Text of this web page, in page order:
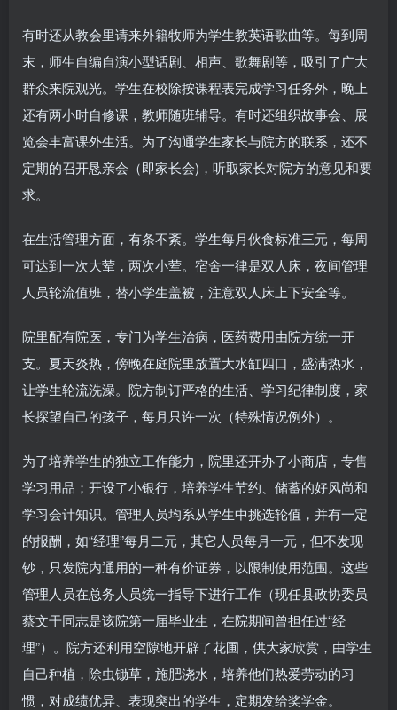
有时还从教会里请来外籍牧师为学生教英语歌曲等。每到周
末，师生自编自演小型话剧、相声、歌舞剧等，吸引了广大
群众来院观光。学生在校除按课程表完成学习任务外，晚上
还有两小时自修课，教师随班辅导。有时还组织故事会、展
览会丰富课外生活。为了沟通学生家长与院方的联系，还不
定期的召开恳亲会（即家长会)，听取家长对院方的意见和要
求。
在生活管理方面，有条不紊。学生每月伙食标准三元，每周
可达到一次大荤，两次小荤。宿舍一律是双人床，夜间管理
人员轮流值班，替小学生盖被，注意双人床上下安全等。
院里配有院医，专门为学生治病，医药费用由院方统一开
支。夏天炎热，傍晚在庭院里放置大水缸四口，盛满热水，
让学生轮流洗澡。院方制订严格的生活、学习纪律制度，家
长探望自己的孩子，每月只许一次（特殊情况例外）。
为了培养学生的独立工作能力，院里还开办了小商店，专售
学习用品；开设了小银行，培养学生节约、储蓄的好风尚和
学习会计知识。管理人员均系从学生中挑选轮值，并有一定
的报酬，如“经理”每月二元，其它人员每月一元，但不发现
钞，只发院内通用的一种有价证券，以限制使用范围。这些
管理人员在总务人员统一指导下进行工作（现任县政协委员
蔡文干同志是该院第一届毕业生，在院期间曾担任过“经
理”）。院方还利用空隙地开辟了花圃，供大家欣赏，由学生
自己种植，除虫锄草，施肥浇水，培养他们热爱劳动的习
惯，对成绩优异、表现突出的学生，定期发给奖学金。